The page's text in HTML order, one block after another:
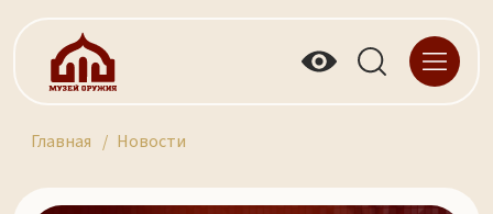
Главная Новости